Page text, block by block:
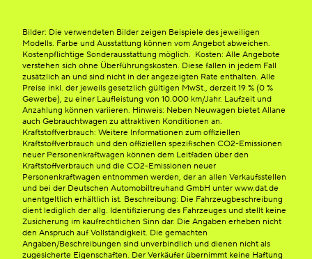
Bilder: Die verwendeten Bilder zeigen Beispiele des jeweiligen
Modells. Farbe und Ausstattung können vom Angebot abweichen.
Kostenpflichtige Sonderausstattung möglich. Kosten: Alle Angebote
verstehen sich ohne Überführungskosten. Diese fallen in jedem Fall
zusätzlich an und sind nicht in der angezeigten Rate enthalten. Alle
Preise inkl. der jeweils gesetzlich gültigen MwSt., derzeit 19 % (0 %
Gewerbe), zu einer Laufleistung von 10.000 km/Jahr. Laufzeit und
Anzahlung können variieren. Hinweis: Neben Neuwagen bietet Allane
auch Gebrauchtwagen zu attraktiven Konditionen an.
Kraftstoffverbrauch: Weitere Informationen zum offiziellen
Kraftstoffverbrauch und den offiziellen spezifischen CO2-Emissionen
neuer Personenkraftwagen können dem Leitfaden über den
Kraftstoffverbrauch und die CO2-Emissionen neuer
Personenkraftwagen entnommen werden, der an allen Verkaufsstellen
und bei der Deutschen Automobiltreuhand GmbH unter www.dat.de
unentgeltlich erhältlich ist. Beschreibung: Die Fahrzeugbeschreibung
dient lediglich der allg. Identifizierung des Fahrzeuges und stellt keine
Zusicherung im kaufrechtlichen Sinn dar. Die Angaben erheben nicht
den Anspruch auf Vollständigkeit. Die gemachten
Angaben/Beschreibungen sind unverbindlich und dienen nicht als
zugesicherte Eigenschaften. Der Verkäufer übernimmt keine Haftung